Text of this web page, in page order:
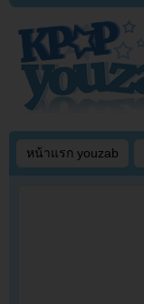
หน้าแรก youzab